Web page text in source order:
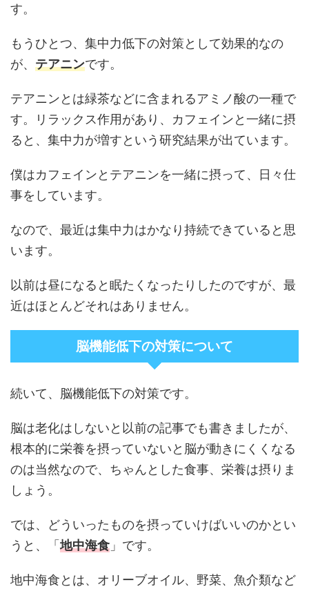
す。
もうひとつ、集中力低下の対策として効果的なの
が、 テアニンです。
テアニンとは緑茶などに含まれるアミノ酸の一種で
す。リラックス作用があり、カフェインと一緒に摂
ると、集中力が増すという研究結果が出ています。
僕はカフェインとテアニンを一緒に摂って、日々仕
事をしています。
なので、最近は集中力はかなり持続できていると思
います。
以前は昼になると眠たくなったりしたのですが、最
近はほとんどそれはありません。
脳機能低下の対策について
続いて、脳機能低下の対策です。
脳は老化はしないと以前の記事でも書きましたが、
根本的に栄養を摂っていないと脳が動きにくくなる
のは当然なので、ちゃんとした食事、栄養は摂りま
しょう。
では、どういったものを摂っていけばいいのかとい
うと、「地中海食 」です。
地中海食とは、オリーブオイル、野菜、魚介類など